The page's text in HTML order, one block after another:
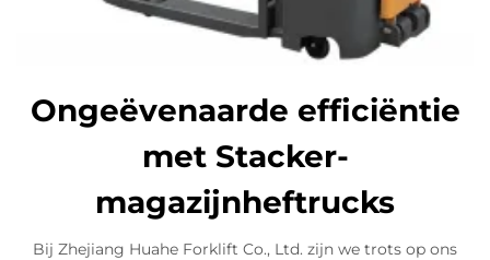
Ongeëvenaarde efficiëntie
met Stacker-
magazijnheftrucks
Bij Zhejiang Huahe Forklift Co., Ltd. zijn we trots op ons